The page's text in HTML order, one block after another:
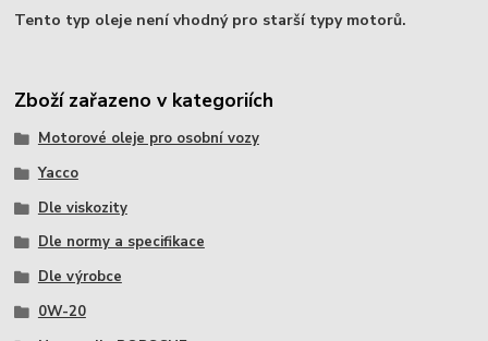
Tento typ oleje není vhodný pro starší typy motorů.
Zboží zařazeno v kategoriích
Motorové oleje pro osobní vozy
Yacco
Dle viskozity
Dle normy a specifikace
Dle výrobce
0W-20